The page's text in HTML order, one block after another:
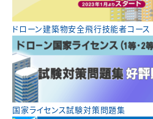
ドローン建築物安全飛行技能者コース
国家ライセンス試験対策問題集